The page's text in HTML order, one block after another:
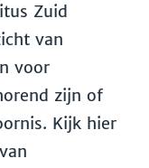
Zuid
van
voor
zijn of
Kijk hier